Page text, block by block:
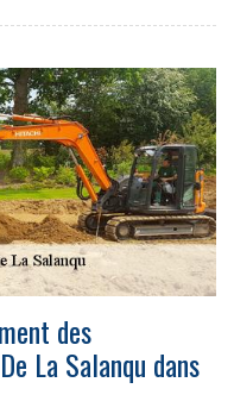
des
La Salanqu dans